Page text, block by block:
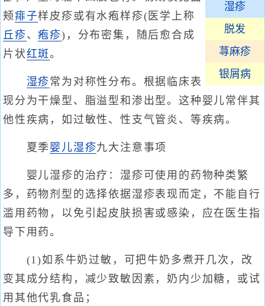
湿疹
脱发
荨麻疹
银屑病
颊痱子样皮疹或有水疱样疹(医学上称
丘疹、疱疹)，分布密集，随后愈合成
片状红斑。
湿疹常为对称性分布。根据临床表
现分为干燥型、脂溢型和渗出型。这种婴儿常伴其
他性疾病，如过敏性、性支气管炎、等疾病。
夏季 婴儿湿疹九大注意事项
婴儿湿疹的治疗：湿疹可使用的药物种类繁
多，药物剂型的选择依据湿疹表现而定，不能自行
滥用药物，以免引起皮肤损害或感染，应在医生指
导下用药。
(1)如系牛奶过敏，可把牛奶多煮开几次，改
变其成分结构，减少致敏因素，奶内少加糖，或试
用其他代乳食品；